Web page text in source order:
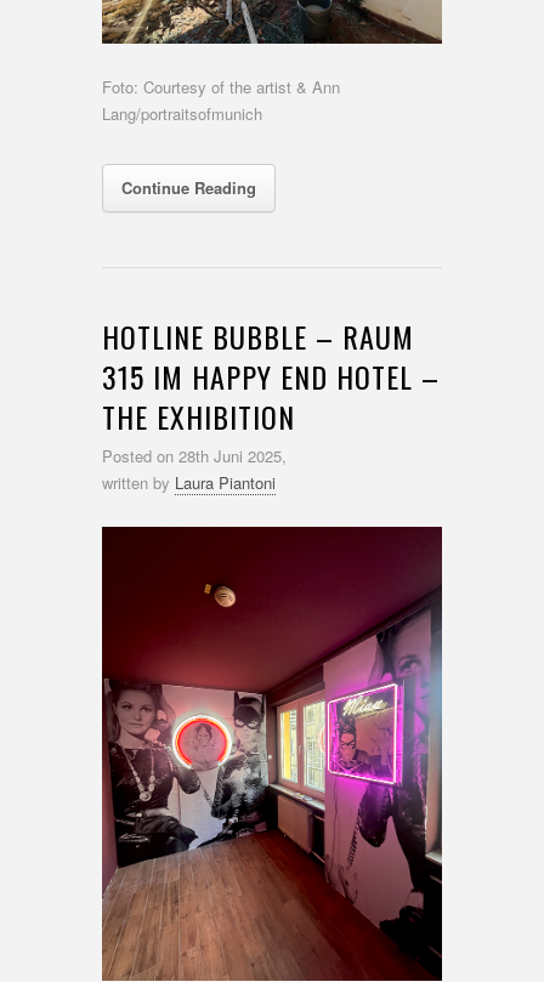
Foto: Courtesy of the artist & Ann
Lang/portraitsofmunich
Continue Reading
HOTLINE BUBBLE – RAUM
315 IM HAPPY END HOTEL –
THE EXHIBITION
Posted on 28th Juni 2025,
written by Laura Piantoni